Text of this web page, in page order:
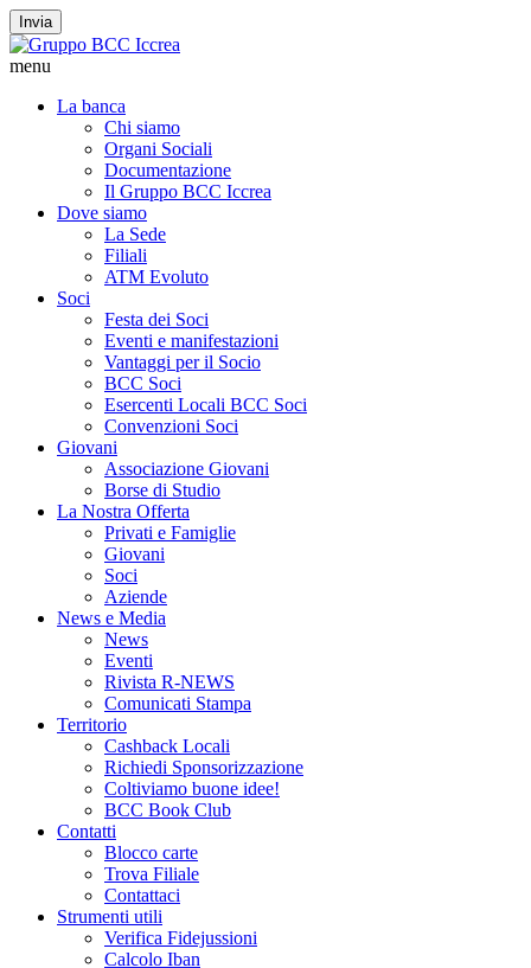
Invia
menu
La banca
Chi siamo
Organi Sociali
Documentazione
Il Gruppo BCC Iccrea
Dove siamo
La Sede
Filiali
ATM Evoluto
Soci
Festa dei Soci
Eventi e manifestazioni
Vantaggi per il Socio
BCC Soci
Esercenti Locali BCC Soci
Convenzioni Soci
Giovani
Associazione Giovani
Borse di Studio
La Nostra Offerta
Privati e Famiglie
Giovani
Soci
Aziende
News e Media
News
Eventi
Rivista R-NEWS
Comunicati Stampa
Territorio
Cashback Locali
Richiedi Sponsorizzazione
Coltiviamo buone idee!
BCC Book Club
Contatti
Blocco carte
Trova Filiale
Contattaci
Strumenti utili
Verifica Fidejussioni
Calcolo Iban